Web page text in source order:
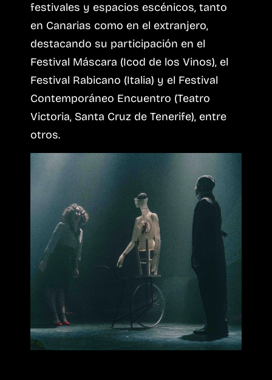
festivales y espacios escénicos, tanto
en Canarias como en el extranjero,
destacando su participación en el
Festival Máscara (Icod de los Vinos), el
Festival Rabicano (Italia) y el Festival
Contemporáneo Encuentro (Teatro
Victoria, Santa Cruz de Tenerife), entre
otros.